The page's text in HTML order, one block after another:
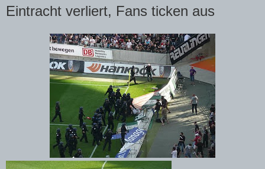
Eintracht verliert, Fans ticken aus